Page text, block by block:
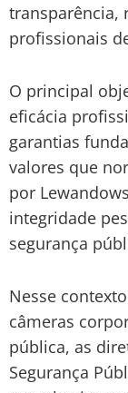
transparência,
profissionais
O principal
eficácia
garantias
valores que
por
integridade
segurança
Nesse
câmeras
pública, as
Segurança